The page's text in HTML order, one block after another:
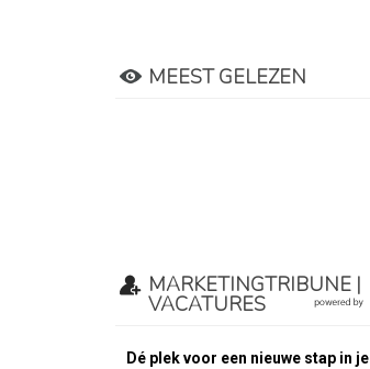
MEEST GELEZEN
MARKETINGTRIBUNE |
VACATURES
Dé plek voor een nieuwe stap in je